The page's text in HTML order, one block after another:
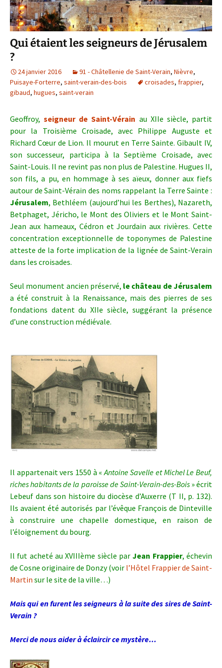
Qui étaient les seigneurs de Jérusalem
?
24 janvier 2016 91 - Châtellenie de Saint-Verain, Nièvre,
Puisaye-Forterre, saint-verain-des-bois croisades, frappier,
gibaud, hugues, saint-verain
Geoffroy,seigneur de Saint-Vérain au XIIe siècle, partit
pour la Troisième Croisade, avec Philippe Auguste et
Richard Cœur de Lion. Il mourut en Terre Sainte. Gibault IV,
son successeur, participa à la Septième Croisade, avec
Saint-Louis. Il ne revint pas non plus de Palestine. Hugues II,
son fils, a pu, en hommage à ses aïeux, donner aux fiefs
autour de Saint-Vérain des noms rappelant la Terre Sainte :
Jérusalem, Bethléem (aujourd’hui les Berthes), Nazareth,
Betphaget, Jéricho, le Mont des Oliviers et le Mont Saint-
Jean aux hameaux, Cédron et Jourdain aux rivières. Cette
concentration exceptionnelle de toponymes de Palestine
atteste de la forte implication de la lignée de Saint-Verain
dans les croisades.
Seul monument ancien préservé, le château de Jérusalem
a été construit à la Renaissance, mais des pierres de ses
fondations datent du XIIe siècle, suggérant la présence
d’une construction médiévale.
Il appartenait vers 1550 à «Antoine Savelle et Michel Le Beuf,
riches habitants de la paroisse de Saint-Verain-des-Bois» écrit
Lebeuf dans son histoire du diocèse d’Auxerre (T II, p. 132).
Ils avaient été autorisés par l’évêque François de Dinteville
à construire une chapelle domestique, en raison de
l’éloignement du bourg.
Il fut acheté au XVIIIème siècle parJean Frappier, échevin
de Cosne originaire de Donzy (voir l’Hôtel Frappier de Saint-
Martin sur le site de la ville…)
Mais qui en furent les seigneurs à la suite des sires de Saint-
Verain ?
Merci de nous aider à éclaircir ce mystère…